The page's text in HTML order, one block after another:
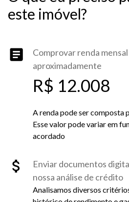
este imóvel?
Comprovar renda
aproximadamente
R$ 12.008
A renda pode ser composta
Esse valor pode variar em
acordado
Enviar documentos
nossa análise de crédito
Analisamos diversos